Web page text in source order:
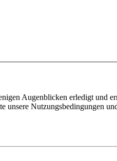
Augenblicken erledigt und
Nutzungsbedingungen